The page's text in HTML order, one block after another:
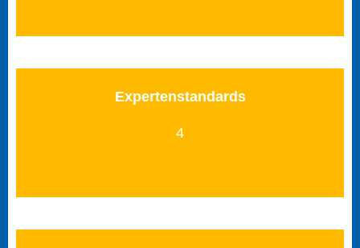
Expertenstandards
4